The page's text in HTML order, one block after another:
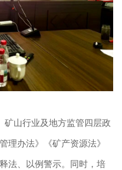
山行业及地方监管四层政
理办法》《矿产资源法》
法、以例警示。同时，培